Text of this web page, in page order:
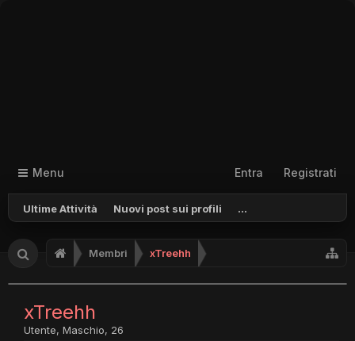
Menu
Ultime Attività Nuovi post sui profili ...
Entra Registrati
Membri xTreehh
xTreehh
Utente, Maschio, 26